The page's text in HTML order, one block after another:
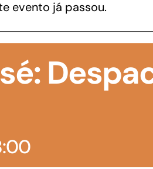
realizar obras,
evento já passou.